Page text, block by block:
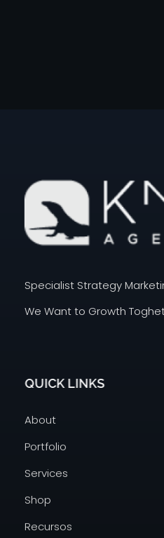
Specialist Strategy
We Want to Growth
QUICK LINKS
About
Portfolio
Services
Shop
Recursos